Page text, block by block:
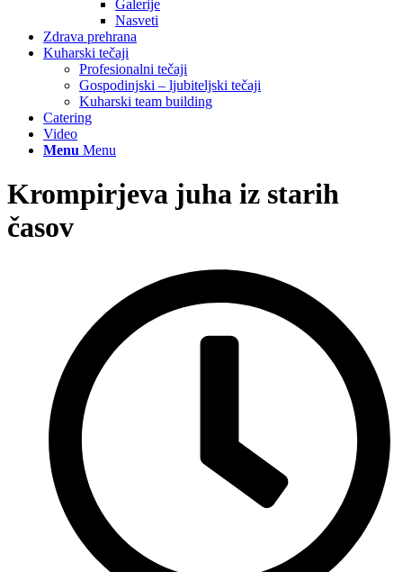
Galerije
Nasveti
Zdrava prehrana
Kuharski tečaji
Profesionalni tečaji
Gospodinjski – ljubiteljski tečaji
Kuharski team building
Catering
Video
Menu Menu
Krompirjeva juha iz starih
časov